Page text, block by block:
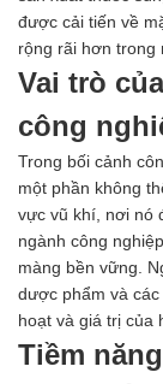
Hóa chất thí nghiệm
Thiết bị phòng thí
HÓA CHẤT NÔNG
Nguyên liệu phân bón
Chế phẩm sinh học
Nguyên liệu chăn nuôi
HÓA CHẤT XÂY DỰNG
Chống thấm sika
Silicone Dow Corning
Silicone KCC
Silicone Apollo
Silicone Kingbond
Silicone Shinetsu
Keo Silicone
được cải tiến về
rộng rãi hơn trong
Vai trò
công
Trong bối cảnh
một phần không
vực vũ khí, nơi nó
ngành công
màng bền vững.
dược phẩm và
hoạt và giá trị của
Tiềm